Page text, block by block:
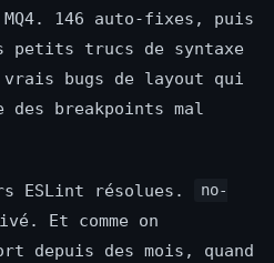
146 auto-fixes, puis
petits trucs de syntaxe
vrais bugs de layout qui
breakpoints mal
ESLint résolues.
no-
Et comme on
depuis des mois, quand